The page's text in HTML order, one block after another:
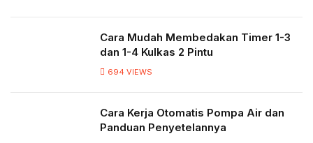
Cara Mudah Membedakan Timer 1-3
dan 1-4 Kulkas 2 Pintu
694 VIEWS
Cara Kerja Otomatis Pompa Air dan
Panduan Penyetelannya